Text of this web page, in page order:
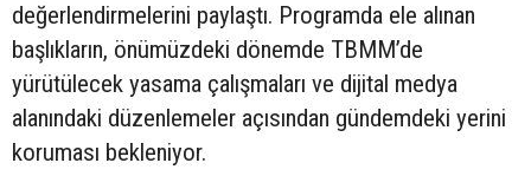
değerlendirmelerini paylaştı. Programda ele alınan
başlıkların, önümüzdeki dönemde TBMM’de
yürütülecek yasama çalışmaları ve dijital medya
alanındaki düzenlemeler açısından gündemdeki yerini
koruması bekleniyor.